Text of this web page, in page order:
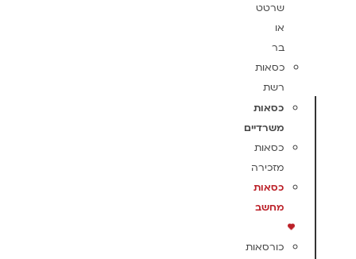
שרטט
או
בר
כסאות
רשת
כסאות
משרדיים
כסאות
מזכירה
כסאות
מחשב
כורסאות